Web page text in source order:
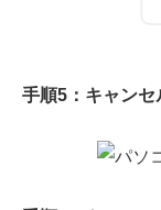
手順5：キャンセ